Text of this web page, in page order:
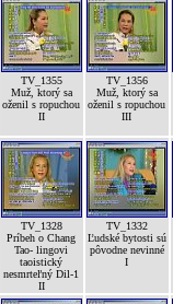
TV_1355
Muž, ktorý sa
oženil s ropuchou
II
TV_1356
Muž, ktorý sa
oženil s ropuchou
III
TV_1328
Príbeh o Chang
Tao- lingovi
taoistický
nesmrteľný Dil-1
II
TV_1332
Ľudské bytosti sú
pôvodne nevinné
I